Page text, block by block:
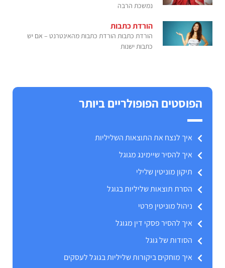
נמשכת הרבה
הורדת כתבות
הורדת כתבות הורדת כתבות מהאינטרנט – אם יש
כתבות ישנות
הפוסטים הפופולריים ביותר
איך לנצח את התוצאות השליליות
איך להסיר שיימינג מגוגל
תיקון מוניטין שלילי
הסרת תוצאות שליליות בגוגל
ניהול מוניטין פרטי
איך להסיר פסקי דין מגוגל
הסודות של גוגל
איך מוחקים ביקורות שליליות בגוגל לעסקים